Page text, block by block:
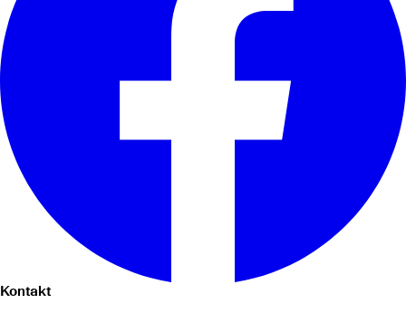
Kontakt